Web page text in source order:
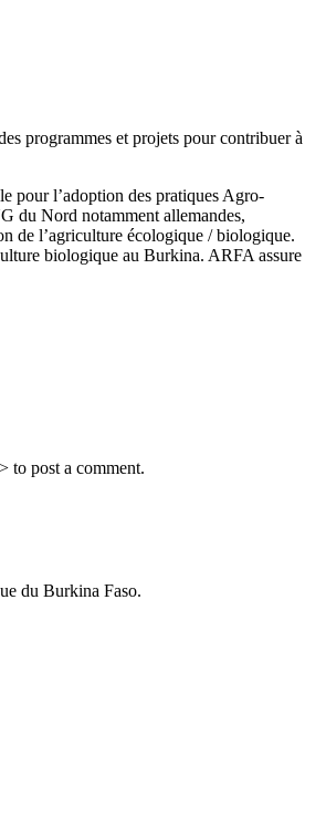
programmes et projets pour contribuer à
pour l’adoption des pratiques Agro-
du Nord notamment allemandes,
de l’agriculture écologique / biologique.
biologique au Burkina. ARFA assure
to post a comment.
du Burkina Faso.